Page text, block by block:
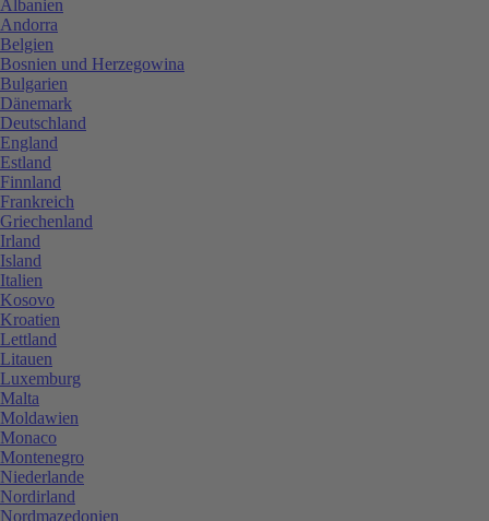
Albanien
Andorra
Belgien
Bosnien und Herzegowina
Bulgarien
Dänemark
Deutschland
England
Estland
Finnland
Frankreich
Griechenland
Irland
Island
Italien
Kosovo
Kroatien
Lettland
Litauen
Luxemburg
Malta
Moldawien
Monaco
Montenegro
Niederlande
Nordirland
Nordmazedonien